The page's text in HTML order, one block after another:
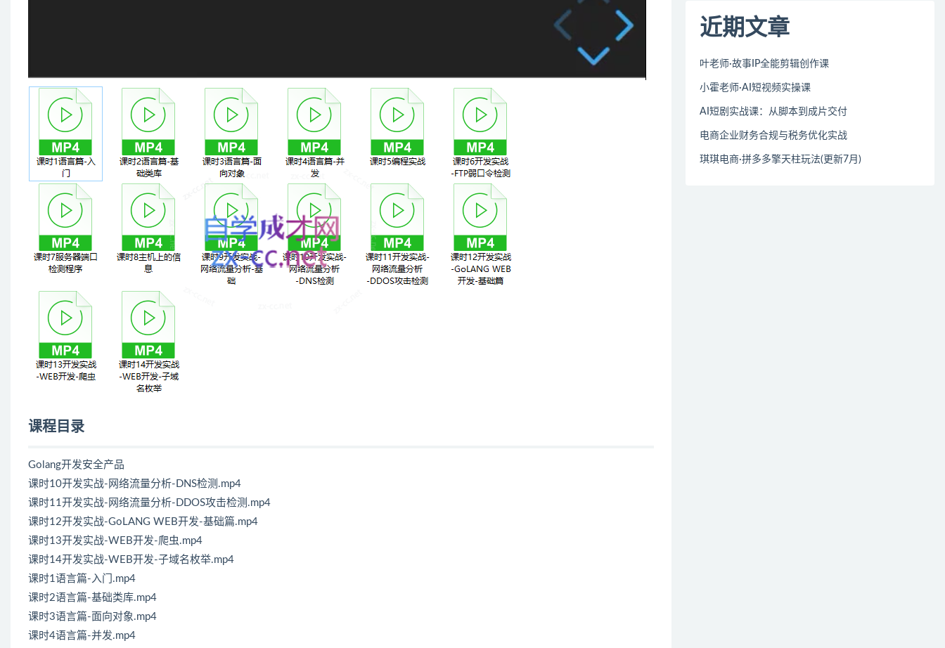
课程目录
Golang开发安全产品
课时10开发实战-网络流量分析-DNS检测.mp4
课时11开发实战-网络流量分析-DDOS攻击检测.mp4
课时12开发实战-GoLANG WEB开发-基础篇.mp4
课时13开发实战-WEB开发-爬虫.mp4
课时14开发实战-WEB开发-子域名枚举.mp4
课时1语言篇-入门.mp4
课时2语言篇-基础类库.mp4
课时3语言篇-面向对象.mp4
课时4语言篇-并发.mp4
近期文章
叶老师·故事IP全能剪辑创作课
小霍老师·AI短视频实操课
AI短剧实战课：从脚本到成片交付
电商企业财务合规与税务优化实战
琪琪电商·拼多多擎天柱玩法(更新7月)